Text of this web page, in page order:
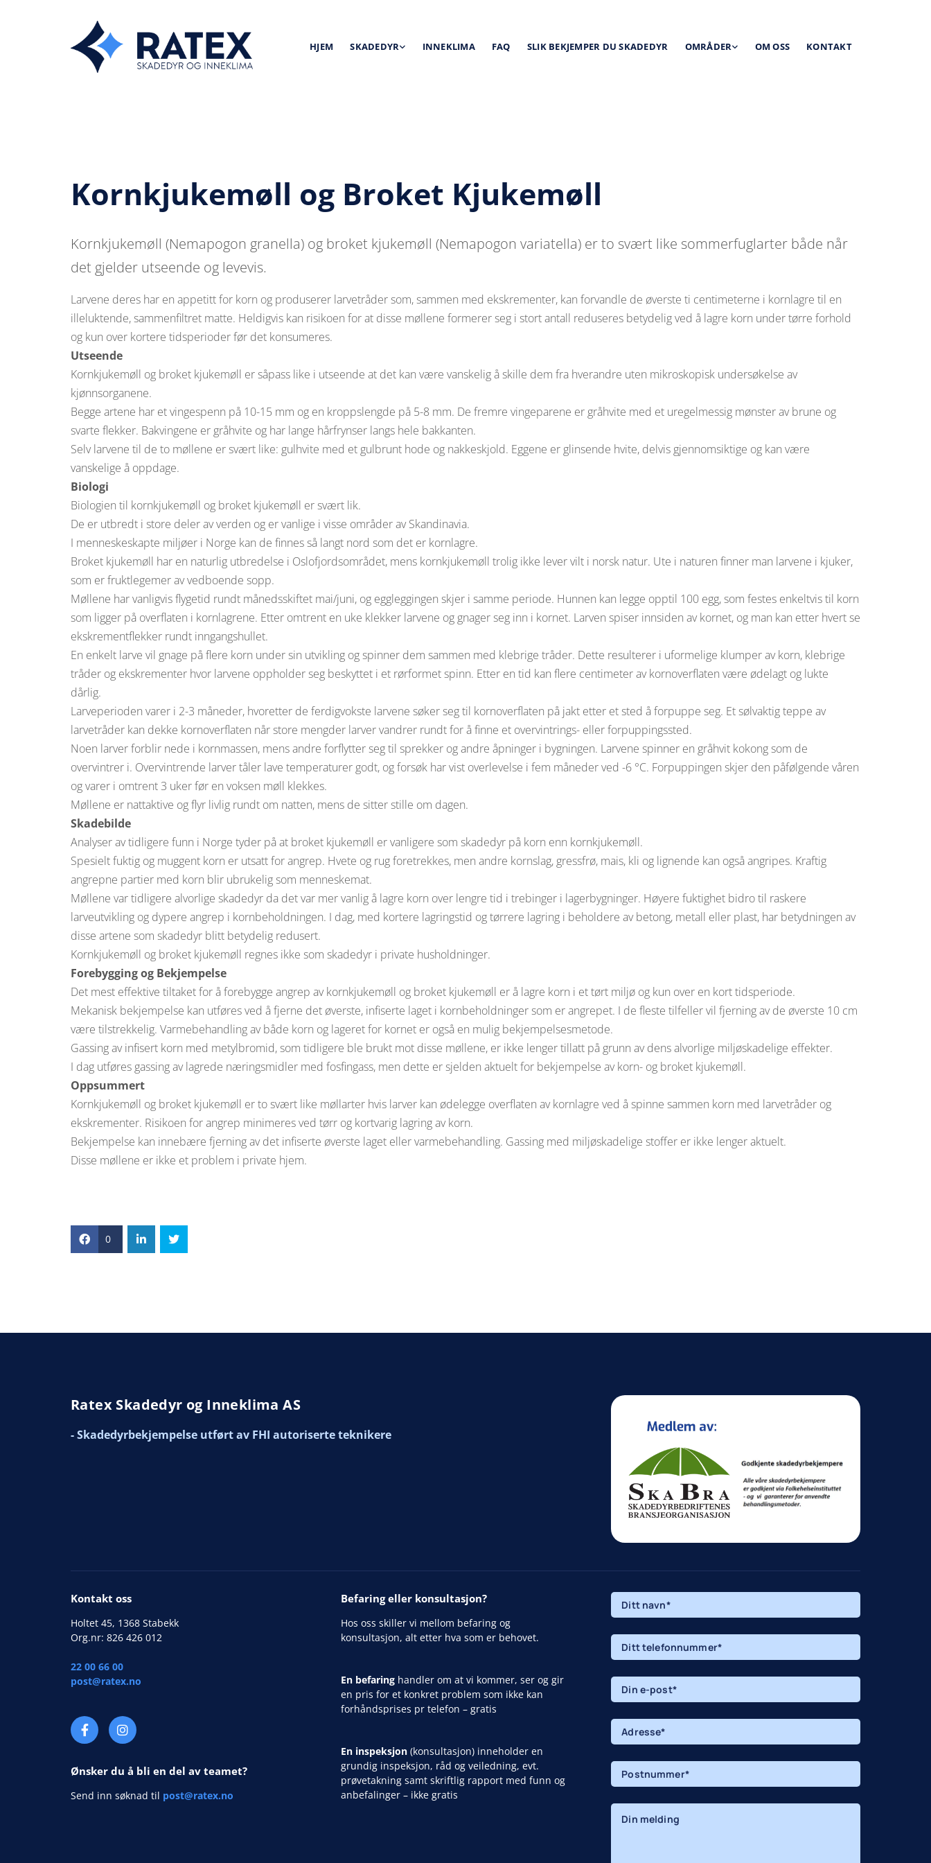
HJEM SKADEDYR INNEKLIMA FAQ SLIK BEKJEMPER DU SKADEDYR OMRÅDER OM OSS KONTAKT
Kornkjukemøll og Broket Kjukemøll
Kornkjukemøll (Nemapogon granella) og broket kjukemøll (Nemapogon variatella) er to svært like sommerfuglarter både når
det gjelder utseende og levevis.
Larvene deres har en appetitt for korn og produserer larvetråder som, sammen med ekskrementer, kan forvandle de øverste ti centimeterne i kornlagre til en
illeluktende, sammenfiltret matte. Heldigvis kan risikoen for at disse møllene formerer seg i stort antall reduseres betydelig ved å lagre korn under tørre forhold
og kun over kortere tidsperioder før det konsumeres.
Utseende
Kornkjukemøll og broket kjukemøll er såpass like i utseende at det kan være vanskelig å skille dem fra hverandre uten mikroskopisk undersøkelse av
kjønnsorganene.
Begge artene har et vingespenn på 10-15 mm og en kroppslengde på 5-8 mm. De fremre vingeparene er gråhvite med et uregelmessig mønster av brune og
svarte flekker. Bakvingene er gråhvite og har lange hårfrynser langs hele bakkanten.
Selv larvene til de to møllene er svært like: gulhvite med et gulbrunt hode og nakkeskjold. Eggene er glinsende hvite, delvis gjennomsiktige og kan være
vanskelige å oppdage.
Biologi
Biologien til kornkjukemøll og broket kjukemøll er svært lik.
De er utbredt i store deler av verden og er vanlige i visse områder av Skandinavia.
I menneskeskapte miljøer i Norge kan de finnes så langt nord som det er kornlagre.
Broket kjukemøll har en naturlig utbredelse i Oslofjordsområdet, mens kornkjukemøll trolig ikke lever vilt i norsk natur. Ute i naturen finner man larvene i kjuker,
som er fruktlegemer av vedboende sopp.
Møllene har vanligvis flygetid rundt månedsskiftet mai/juni, og eggleggingen skjer i samme periode. Hunnen kan legge opptil 100 egg, som festes enkeltvis til korn
som ligger på overflaten i kornlagrene. Etter omtrent en uke klekker larvene og gnager seg inn i kornet. Larven spiser innsiden av kornet, og man kan etter hvert se
ekskrementflekker rundt inngangshullet.
En enkelt larve vil gnage på flere korn under sin utvikling og spinner dem sammen med klebrige tråder. Dette resulterer i uformelige klumper av korn, klebrige
tråder og ekskrementer hvor larvene oppholder seg beskyttet i et rørformet spinn. Etter en tid kan flere centimeter av kornoverflaten være ødelagt og lukte
dårlig.
Larveperioden varer i 2-3 måneder, hvoretter de ferdigvokste larvene søker seg til kornoverflaten på jakt etter et sted å forpuppe seg. Et sølvaktig teppe av
larvetråder kan dekke kornoverflaten når store mengder larver vandrer rundt for å finne et overvintrings- eller forpuppingssted.
Noen larver forblir nede i kornmassen, mens andre forflytter seg til sprekker og andre åpninger i bygningen. Larvene spinner en gråhvit kokong som de
overvintrer i. Overvintrende larver tåler lave temperaturer godt, og forsøk har vist overlevelse i fem måneder ved -6 °C. Forpuppingen skjer den påfølgende våren
og varer i omtrent 3 uker før en voksen møll klekkes.
Møllene er nattaktive og flyr livlig rundt om natten, mens de sitter stille om dagen.
Skadebilde
Analyser av tidligere funn i Norge tyder på at broket kjukemøll er vanligere som skadedyr på korn enn kornkjukemøll.
Spesielt fuktig og muggent korn er utsatt for angrep. Hvete og rug foretrekkes, men andre kornslag, gressfrø, mais, kli og lignende kan også angripes. Kraftig
angrepne partier med korn blir ubrukelig som menneskemat.
Møllene var tidligere alvorlige skadedyr da det var mer vanlig å lagre korn over lengre tid i trebinger i lagerbygninger. Høyere fuktighet bidro til raskere
larveutvikling og dypere angrep i kornbeholdningen. I dag, med kortere lagringstid og tørrere lagring i beholdere av betong, metall eller plast, har betydningen av
disse artene som skadedyr blitt betydelig redusert.
Kornkjukemøll og broket kjukemøll regnes ikke som skadedyr i private husholdninger.
Forebygging og Bekjempelse
Det mest effektive tiltaket for å forebygge angrep av kornkjukemøll og broket kjukemøll er å lagre korn i et tørt miljø og kun over en kort tidsperiode.
Mekanisk bekjempelse kan utføres ved å fjerne det øverste, infiserte laget i kornbeholdninger som er angrepet. I de fleste tilfeller vil fjerning av de øverste 10 cm
være tilstrekkelig. Varmebehandling av både korn og lageret for kornet er også en mulig bekjempelsesmetode.
Gassing av infisert korn med metylbromid, som tidligere ble brukt mot disse møllene, er ikke lenger tillatt på grunn av dens alvorlige miljøskadelige effekter.
I dag utføres gassing av lagrede næringsmidler med fosfingass, men dette er sjelden aktuelt for bekjempelse av korn- og broket kjukemøll.
Oppsummert
Kornkjukemøll og broket kjukemøll er to svært like møllarter hvis larver kan ødelegge overflaten av kornlagre ved å spinne sammen korn med larvetråder og
ekskrementer. Risikoen for angrep minimeres ved tørr og kortvarig lagring av korn.
Bekjempelse kan innebære fjerning av det infiserte øverste laget eller varmebehandling. Gassing med miljøskadelige stoffer er ikke lenger aktuelt.
Disse møllene er ikke et problem i private hjem.
0
Ratex Skadedyr og Inneklima AS
- Skadedyrbekjempelse utført av FHI autoriserte teknikere
Kontakt oss
Holtet 45, 1368 Stabekk
Org.nr: 826 426 012
22 00 66 00
post@ratex.no
Ønsker du å bli en del av teamet?
Send inn søknad til post@ratex.no
Befaring eller konsultasjon?
Hos oss skiller vi mellom befaring og
konsultasjon, alt etter hva som er behovet.
En befaringhandler om at vi kommer, ser og gir
en pris for et konkret problem som ikke kan
forhåndsprises pr telefon – gratis
En inspeksjon(konsultasjon) inneholder en
grundig inspeksjon, råd og veiledning, evt.
prøvetakning samt skriftlig rapport med funn og
anbefalinger – ikke gratis